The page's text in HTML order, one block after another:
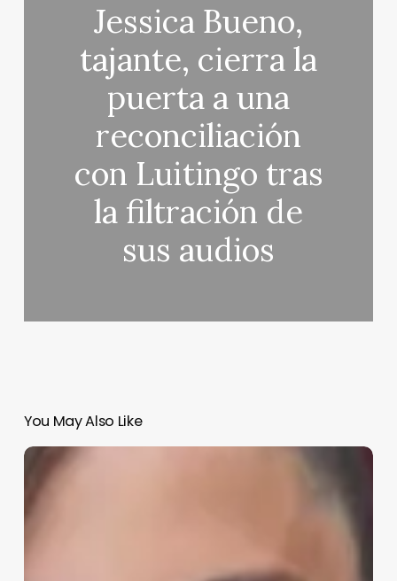
Jessica Bueno,
tajante, cierra la
puerta a una
reconciliación
con Luitingo tras
la filtración de
sus audios
You May Also Like
Anabel
Pantoja
un